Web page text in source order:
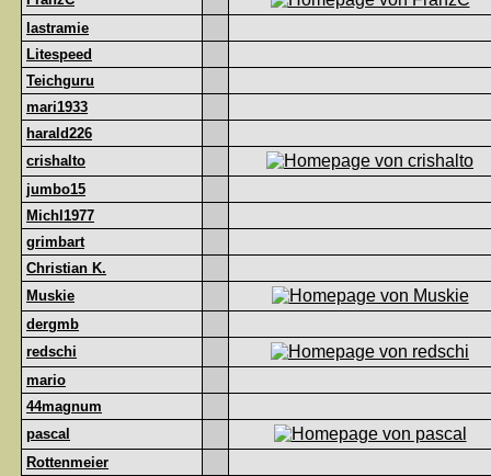
lastramie
Litespeed
Teichguru
mari1933
harald226
crishalto
jumbo15
Michl1977
grimbart
Christian K.
Muskie
dergmb
redschi
mario
44magnum
pascal
Rottenmeier